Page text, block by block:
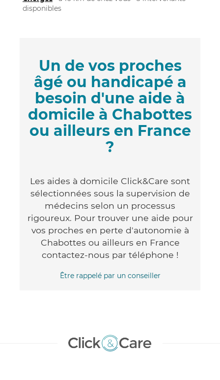
disponibles
Un de vos proches
âgé ou handicapé a
besoin d'une aide à
domicile à Chabottes
ou ailleurs en France
?
Les aides à domicile Click&Care sont
sélectionnées sous la supervision de
médecins selon un processus
rigoureux. Pour trouver une aide pour
vos proches en perte d'autonomie à
Chabottes ou ailleurs en France
contactez-nous par téléphone !
Être rappelé par un conseiller